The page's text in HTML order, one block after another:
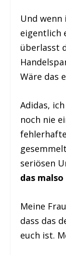
Und
eigentlich
überlasst
Wäre das
Adidas,
noch nie
seriösen
das
Meine
dass das
euch ist.